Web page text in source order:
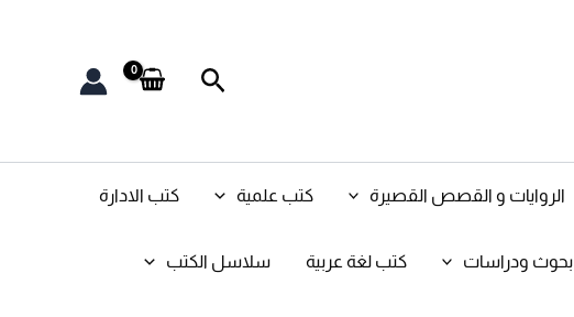
البحث
الروايات و القصص القصيرة كتب علمية كتب الادارة
بحوث ودراسات كتب لغة عربية سلاسل الكتب